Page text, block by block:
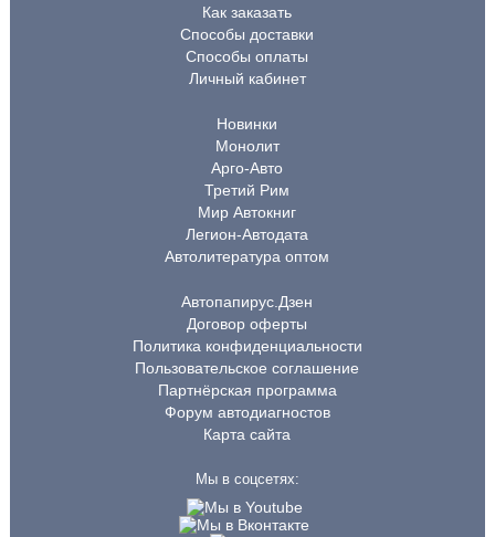
Как заказать
Способы доставки
Способы оплаты
Личный кабинет
Новинки
Монолит
Арго-Авто
Третий Рим
Мир Автокниг
Легион-Автодата
Автолитература оптом
Автопапирус.Дзен
Договор оферты
Политика конфиденциальности
Пользовательское соглашение
Партнёрская программа
Форум автодиагностов
Карта сайта
Мы в соцсетях: